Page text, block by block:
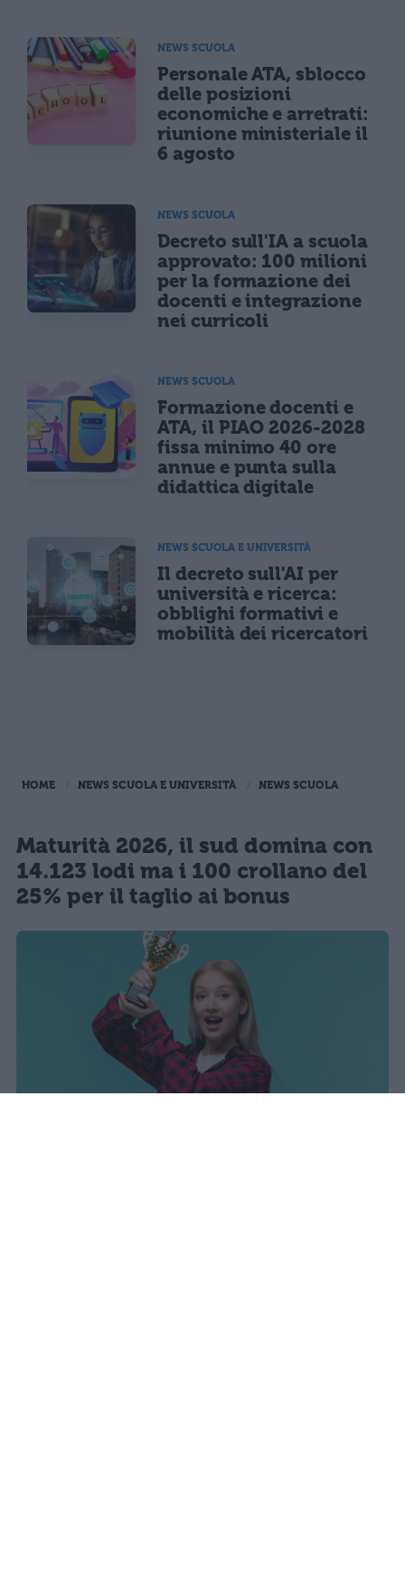
NEWS SCUOLA
Personale ATA, sblocco
delle posizioni
economiche e arretrati:
riunione ministeriale il
6 agosto
NEWS SCUOLA
Decreto sull'IA a scuola
approvato: 100 milioni
per la formazione dei
docenti e integrazione
nei curricoli
NEWS SCUOLA
Formazione docenti e
ATA, il PIAO 2026-2028
fissa minimo 40 ore
annue e punta sulla
didattica digitale
NEWS SCUOLA E UNIVERSITÀ
Il decreto sull'AI per
università e ricerca:
obblighi formativi e
mobilità dei ricercatori
HOME NEWS SCUOLA E UNIVERSITÀ NEWS SCUOLA
Maturità 2026, il sud domina con
14.123 lodi ma i 100 crollano del
25% per il taglio ai bonus